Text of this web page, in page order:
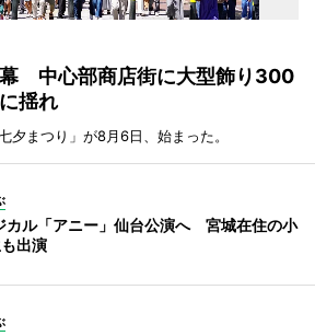
中心部商店街に大型飾り300
揺れ
夕まつり」が8月6日、始まった。
カル「アニー」仙台公演へ 宮城在住の小
出演